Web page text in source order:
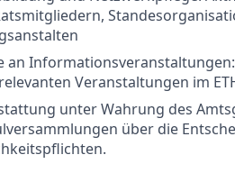
an
Veranstaltungen im
unter Wahrung des
über die